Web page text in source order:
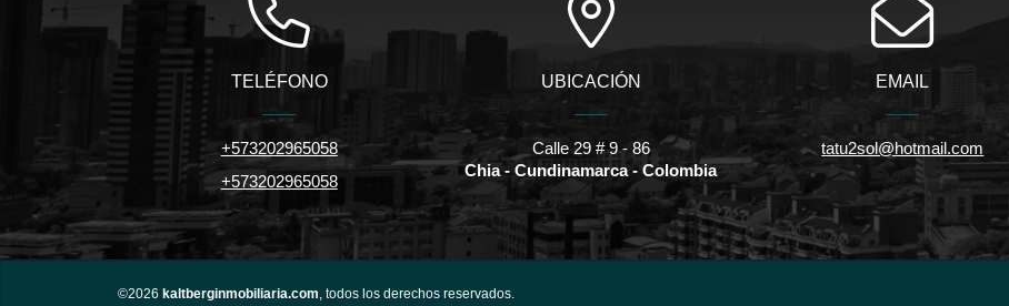
TELÉFONO
+573202965058
+573202965058
UBICACIÓN
Calle 29 # 9 - 86
Chia - Cundinamarca - Colombia
EMAIL
tatu2sol@hotmail.com
©2026 kaltberginmobiliaria.com , todos los derechos reservados.